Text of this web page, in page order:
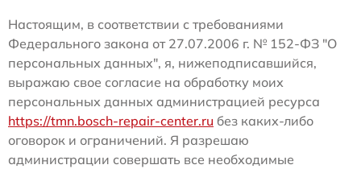
Настоящим, в соответствии с требованиями
Федерального закона от 27.07.2006 г. № 152-ФЗ "О
персональных данных", я, нижеподписавшийся,
выражаю свое согласие на обработку моих
персональных данных администрацией ресурса
https://tmn.bosch-repair-center.ru без каких-либо
оговорок и ограничений. Я разрешаю
администрации совершать все необходимые